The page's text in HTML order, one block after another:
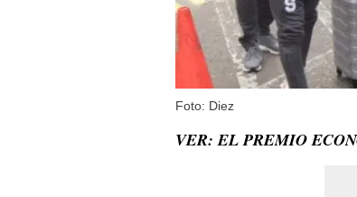
Foto: Diez
VER: EL PREMIO